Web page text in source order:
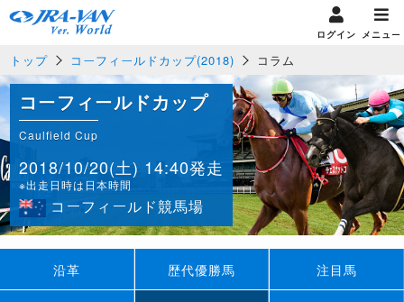
ログイン メニュー
トップ コーフィールドカップ(2018) コラム
コーフィールドカップ
Caulfield Cup
2018/10/20(土) 14:40発走
※出走日時は日本時間
コーフィールド競馬場
沿革 歴代優勝馬 注目馬